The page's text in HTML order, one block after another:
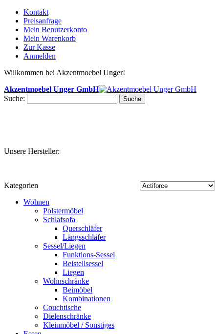
Kontakt
Preisanfrage
Mein Benutzerkonto
Mein Warenkorb
Zur Kasse
Anmelden
Willkommen bei Akzentmoebel Unger!
Akzentmoebel Unger GmbH
Suche:
Suche
Unsere Hersteller:
Kategorien
Wohnen
Polstermöbel
Schlafsofa
Querschläfer
Längsschläfer
Sessel/Liegen
Funktions-Sessel
Beistellsessel
Liegen
Wohnschränke
Beimöbel
Kombinationen
Couchtische
Dielenschränke
Kleinmöbel / Sonstiges